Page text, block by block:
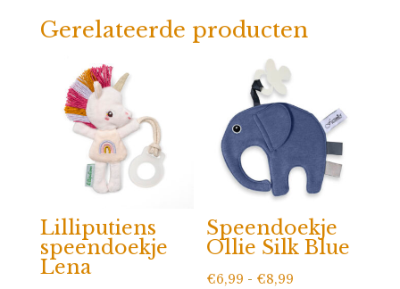
Gerelateerde producten
Lilliputiens
speendoekje
Lena
Speendoekje
Ollie Silk Blue
€6,99 - €8,99